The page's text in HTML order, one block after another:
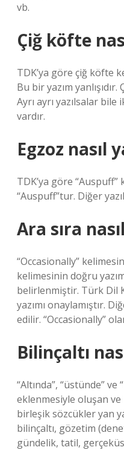
vb.
Çiğ köfte
TDK’ya göre çiğ köfte
Bu bir yazım
Ayrı ayrı yazılsalar
vardır.
Egzoz nasıl
TDK’ya göre “Auspuff”
“Auspuff”tur. Diğer
Ara sıra
“Occasionally”
kelimesinin doğru
belirlenmiştir. Türk Dil
yazımı onaylamıştır.
edilir. “Occasionally”
Bilinçaltı
“Altında”, “üstünde”
eklenmesiyle oluşan
birleşik sözcükler yan
bilinçaltı, gözetim
gündelik, tatil,